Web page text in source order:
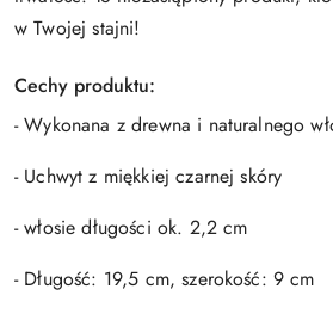
w Twojej stajni!
Cechy produktu:
- Wykonana z drewna i naturalnego
- Uchwyt z miękkiej czarnej skóry
- włosie długości ok. 2,2 cm
- Długość: 19,5 cm, szerokość: 9 cm